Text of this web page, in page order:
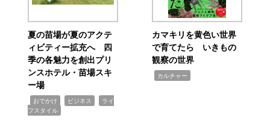
夏の苗場が夏のアクテ
ィビティー拡充へ 四
季の各魅力を創出プリ
ンスホテル・苗場スキ
ー場
おでかけ ビジネス
ライ
フスタイル
カマキリを黄色い世界
で育てたら いきもの
観察の世界
カルチャー